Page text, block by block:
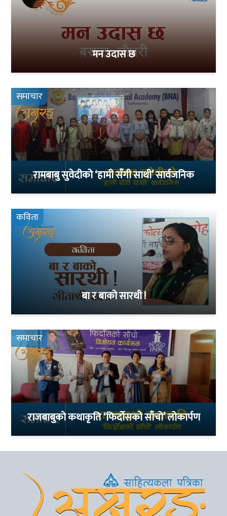
मन उदास छ
समाचार
रामबाबु सुवेदीको ‘हामी सँगी साथी’ सार्वजनिक
कविता
बा र बाको सारथी !
समाचार
राजबाबुको कथाकृति ‘फिर्दोसको साँचो’ लोकार्पण